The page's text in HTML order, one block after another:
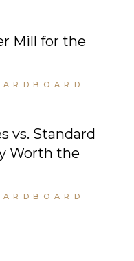
Mill for the
vs. Standard
Worth the